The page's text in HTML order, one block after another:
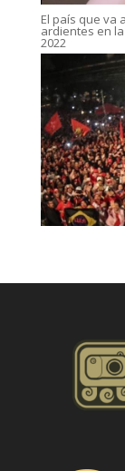
El país que va
ardientes en
2022